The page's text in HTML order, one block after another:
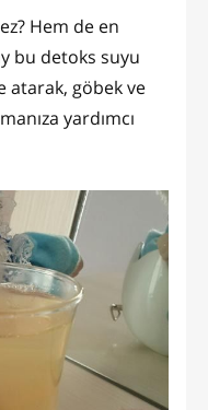
Hem de en
bu detoks suyu
atarak, göbek ve
yardımcı